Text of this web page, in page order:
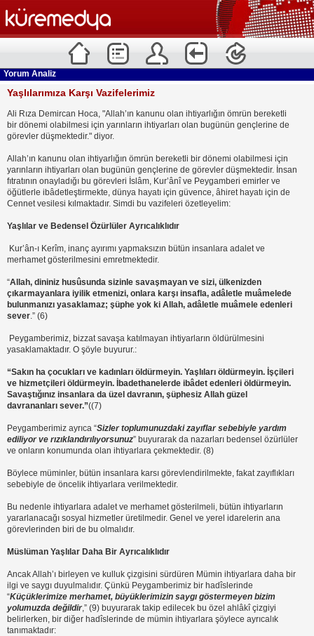
Yorum Analiz
Yaşlılarımıza Karşı Vazifelerimiz
Ali Rıza Demircan Hoca, "Allah’ın kanunu olan ihtiyarlığın ömrün bereketli
bir dönemi olabilmesi için yarınların ihtiyarları olan bugünün gençlerine de
görevler düşmektedir." diyor.
Allah’ın kanunu olan ihtiyarlığın ömrün bereketli bir dönemi olabilmesi için
yarınların ihtiyarları olan bugünün gençlerine de görevler düşmektedir. İnsan
fıtratının onayladığı bu görevleri İslâm, Kur’ânî ve Peygamberi emirler ve
öğütlerle ibâdetleştirmekte, dünya hayatı için güvence, âhiret hayatı için de
Cennet vesilesi kılmaktadır. Simdi bu vazifeleri özetleyelim:
Yaşlılar ve Bedensel Özürlüler Ayrıcalıklıdır
Kur’ân-ı Kerîm, inanç ayırımı yapmaksızın bütün insanlara adalet ve
merhamet gösterilmesini emretmektedir.
“Allah, dininiz husûsunda sizinle savaşmayan ve sizi, ülkenizden
çıkarmayanlara iyilik etmenizi, onlara karşı insafla, adâletle muâmelede
bulunmanızı yasaklamaz; şüphe yok ki Allah, adâletle muâmele edenleri
sever.” (6)
Peygamberimiz, bizzat savaşa katılmayan ihtiyarların öldürülmesini
yasaklamaktadır. O şöyle buyurur.:
“Sakın ha çocukları ve kadınları öldürmeyin. Yaşlıları öldürmeyin. İşçileri
ve hizmetçileri öldürmeyin. İbadethanelerde ibâdet edenleri öldürmeyin.
Savaştığınız insanlara da üzel davranın, şüphesiz Allah güzel
davrananları sever.”((7)
Peygamberimiz ayrıca “Sizler toplumunuzdaki zayıflar sebebiyle yardım
ediliyor ve rızıklandırılıyorsunuz” buyurarak da nazarları bedensel özürlüler
ve onların konumunda olan ihtiyarlara çekmektedir. (8)
Böylece müminler, bütün insanlara karsı görevlendirilmekte, fakat zayıflıkları
sebebiyle de öncelik ihtiyarlara verilmektedir.
Bu nedenle ihtiyarlara adalet ve merhamet gösterilmeli, bütün ihtiyarların
yararlanacağı sosyal hizmetler üretilmedir. Genel ve yerel idarelerin ana
görevlerinden biri de bu olmalıdır.
Müslüman Yaşlılar Daha Bir Ayrıcalıklıdır
Ancak Allah’ı birleyen ve kulluk çizgisini sürdüren Mümin ihtiyarlara daha bir
ilgi ve saygı duyulmalıdır. Çünkü Peygamberimiz bir hadîslerinde
“Küçüklerimize merhamet, büyüklerimizin saygı göstermeyen bizim
yolumuzda değildir,” (9) buyurarak takip edilecek bu özel ahlâkî çizgiyi
belirlerken, bir diğer hadîslerinde de mümin ihtiyarlara şöylece ayrıcalık
tanımaktadır: